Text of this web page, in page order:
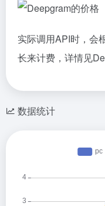
实际调用API时，会
长来计费，详情见
数据统计